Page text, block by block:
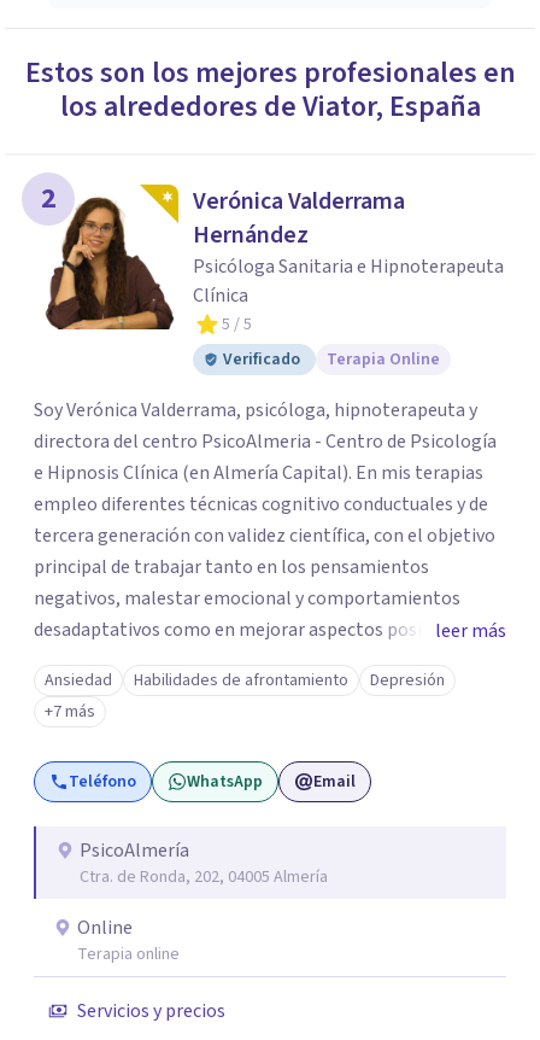
Estos son los mejores profesionales en
los alrededores deViator, España
2
Verónica Valderrama
Hernández
Psicóloga Sanitaria e Hipnoterapeuta
Clínica
5 / 5
Verificado
Terapia Online
Soy Verónica Valderrama, psicóloga, hipnoterapeuta y
directora del centro PsicoAlmeria - Centro de Psicología
e Hipnosis Clínica (en Almería Capital). En mis terapias
empleo diferentes técnicas cognitivo conductuales y de
tercera generación con validez científica, con el objetivo
principal de trabajar tanto en los pensamientos
negativos, malestar emocional y comportamientos
desadaptativos como en mejorar aspectos positivos,
habilidades y desarrollo personal. ¡Tus objetivos son los
míos y juntos los alcanzaremos!. Mi objetivo principal es
que consigas el bienestar y equilibrio que buscas, siendo
consciente de que cada persona es diferente y por ello
inicialmente realizaremos una adecuada evaluación para
personalizado. Utilizo diferentes técnicas psicológicas
aunque mi especialidad es la hipnosis clínica, como
eficacia, reduciendo el tiempo de tratamiento y
consiguiendo cambios positivos desde la primera sesión.
¿Tienes dudas de cómo enfocaré tu problema o situación?
leer más
Ansiedad Habilidades de afrontamiento
Depresión
+7 más
Teléfono WhatsApp Email
PsicoAlmería
Ctra. de Ronda, 202, 04005 Almería
Online
Terapia online
Servicios y precios